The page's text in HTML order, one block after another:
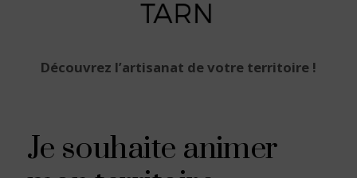
Découvrez l’artisanat de votre territoire !
Je souhaite animer